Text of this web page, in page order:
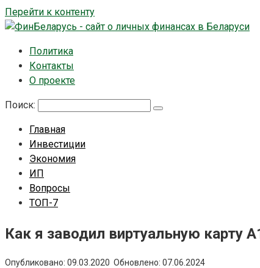
Перейти к контенту
Политика
Контакты
О проекте
Поиск:
Главная
Инвестиции
Экономия
ИП
Вопросы
ТОП-7
Как я заводил виртуальную карту
Опубликовано: 09.03.2020 Обновлено: 07.06.2024